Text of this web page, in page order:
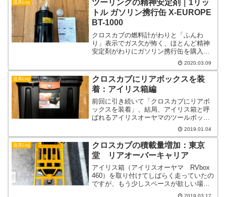
道具Log
ツーリングの精神安定剤｜1リッ
トル ガソリン携行缶 X-EUROPE
BT-1000
クロスカブの燃料計がわりと「ふんわ
り」表示でガス欠が怖く、ほとんど精神
安定剤がわりにガソリン携行缶を購入し
2020.03.09
道具Log
クロスカブにリアボックスを装
着：アイリス箱編
前回に引き続いて「クロスカブにリアボ
ックスを装着」、結局、アイリス箱と呼
ばれるアイリスオーヤマのツールボック
2019.01.04
道具Log
クロスカブの積載量増加：東京
堂 リアオーバーキャリア
アイリス箱（アイリスオーヤマ RVbox
460）を取り付けてしばらく走っていたの
ですが、もう少しスペースが欲しい場面
2019.03.17